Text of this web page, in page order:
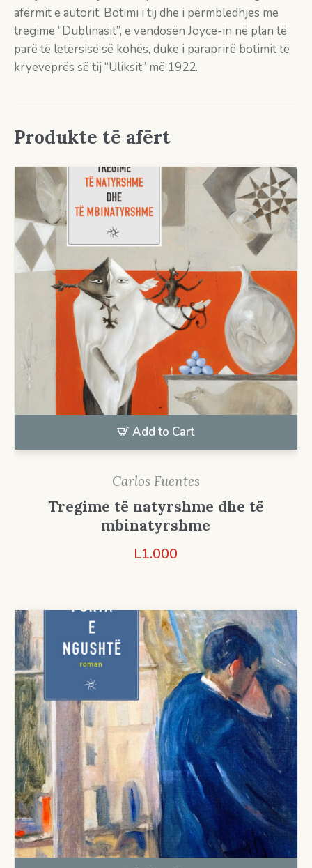
afërmit e autorit. Botimi i tij dhe i përmbledhjes me
tregime “Dublinasit”, e vendosën Joyce-in në plan të
parë të letërsisë së kohës, duke i paraprirë botimit të
kryeveprës së tij “Uliksit” më 1922.
Produkte të afërt
Add to Cart
Carlos Fuentes
Tregime të natyrshme dhe të
mbinatyrshme
L1.000